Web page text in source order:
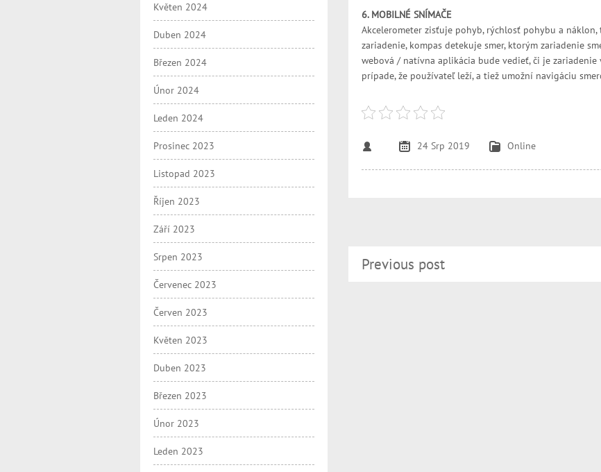
6. MOBILNÉ SNÍMAČE
Akcelerometer zisťuje pohyb, rýchlosť pohybu a
zariadenie, kompas detekuje smer, ktorým zariadenie
webová / natívna aplikácia bude vedieť, či je
prípade, že používateľ leží, a tiež umožní navigáciu
24 Srp 2019 Online
Previous post
Květen 2024
Duben 2024
Březen 2024
Únor 2024
Leden 2024
Prosinec 2023
Listopad 2023
Říjen 2023
Září 2023
Srpen 2023
Červenec 2023
Červen 2023
Květen 2023
Duben 2023
Březen 2023
Únor 2023
Leden 2023